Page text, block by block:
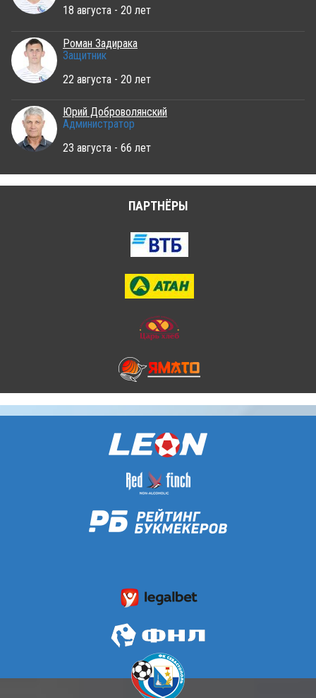
18 августа - 20 лет
Роман Задирака
Защитник
22 августа - 20 лет
Юрий Доброволянский
Администратор
23 августа - 66 лет
ПАРТНЁРЫ